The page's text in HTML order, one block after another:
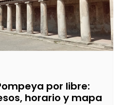
por libre:
horario y mapa